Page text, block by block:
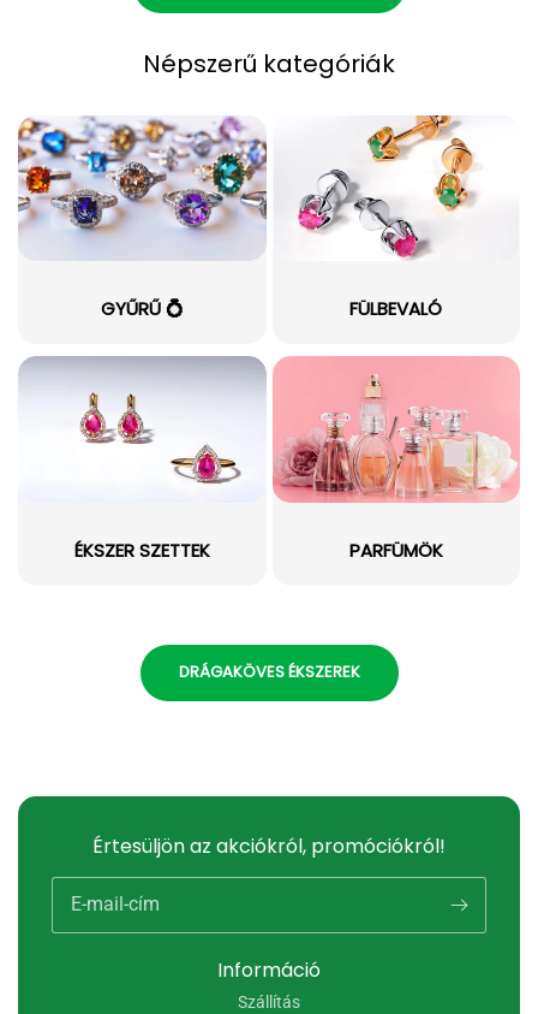
Népszerű kategóriák
GYŰRŰ 💍 FÜLBEVALÓ
ÉKSZER SZETTEK PARFÜMÖK
DRÁGAKÖVES ÉKSZEREK
Információ
Szállítás
Értesüljön az akciókról, promóciókról!
E-mail-cím